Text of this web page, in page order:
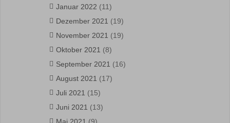
Januar 2022 (11)
Dezember 2021 (19)
November 2021 (19)
Oktober 2021 (8)
September 2021 (16)
August 2021 (17)
Juli 2021 (15)
Juni 2021 (13)